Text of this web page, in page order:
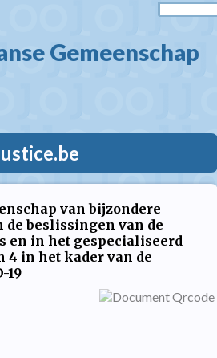
Gemeenschap
van bijzondere
de beslissingen van de
en in het gespecialiseerd
4 in het kader van de
19